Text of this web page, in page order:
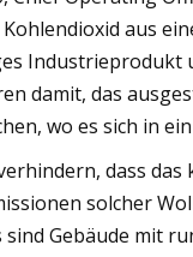
aus
Industrieprodukt
damit, das
wo es sich in
dass
solcher
sind Gebäude mit